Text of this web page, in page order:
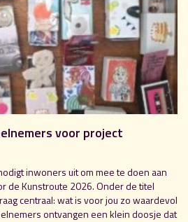
voor project
inwoners uit om mee te doen aan
de Kunstroute 2026. Onder de titel
centraal: wat is voor jou zo waardevol
ontvangen een klein doosje dat